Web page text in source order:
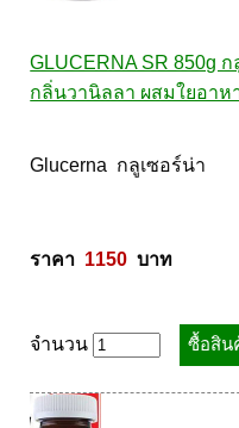
GLUCERNA SR 850g
กลิ่นวานิลลา ผสมใยอา
Glucerna  กลูเซอร์น่า
ราคา 1150
  บาท
จำนวน